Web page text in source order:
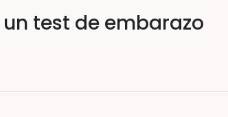
test de embarazo